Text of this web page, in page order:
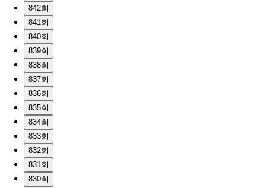
842회
841회
840회
839회
838회
837회
836회
835회
834회
833회
832회
831회
830회